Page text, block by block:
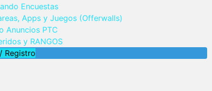
Encuestas
Apps y Juegos (Offerwalls)
Anuncios PTC
y RANGOS
Registro